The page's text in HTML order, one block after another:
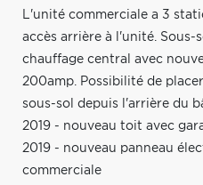
L'unité commerciale a 3
accès arrière à l'unité. Sous-
chauffage central avec
200amp. Possibilité de
sous-sol depuis l'arrière du
2019 - nouveau toit avec
2019 - nouveau panneau
commerciale